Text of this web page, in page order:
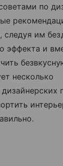
по
следуя им
эффекта и
несколько